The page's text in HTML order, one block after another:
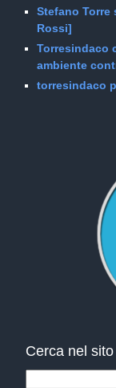
Stefano Torre
Rossi]
Torresindaco
ambiente
torresindaco
Cerca nel sito